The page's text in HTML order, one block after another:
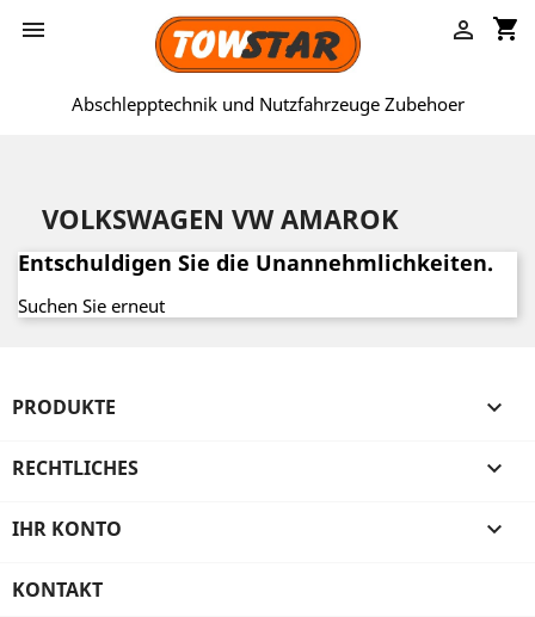
 shopping_cart

Abschlepptechnik und Nutzfahrzeuge Zubehoer
VOLKSWAGEN VW AMAROK
Entschuldigen Sie die Unannehmlichkeiten.
Suchen Sie erneut
PRODUKTE 
RECHTLICHES 
IHR KONTO 
KONTAKT